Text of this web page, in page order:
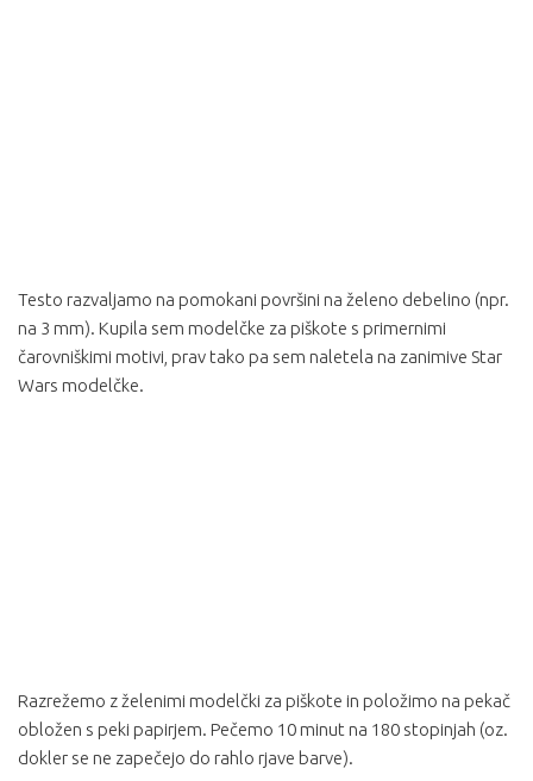
Testo razvaljamo na pomokani površini na želeno debelino (npr.
na 3 mm). Kupila sem modelčke za piškote s primernimi
čarovniškimi motivi, prav tako pa sem naletela na zanimive Star
Wars modelčke.
Razrežemo z želenimi modelčki za piškote in položimo na pekač
obložen s peki papirjem. Pečemo 10 minut na 180 stopinjah (oz.
dokler se ne zapečejo do rahlo rjave barve).